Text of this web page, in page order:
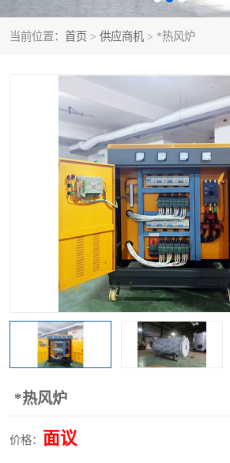
当前位置： 首页 > 供应商机 > *热风炉
*热风炉
价格： 面议